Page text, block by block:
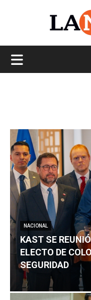
NACIONAL
KAST SE
ELECTO DE
SEGURIDAD